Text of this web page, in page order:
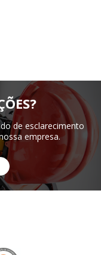
de esclarecimento
empresa.